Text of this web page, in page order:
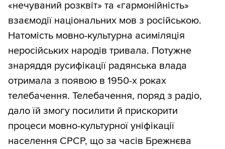
«нечуваний розквіт» та «гармонійність»
взаємодії національних мов з російською.
Натомість мовно-культурна асиміляція
неросійських народів тривала. Потужне
знаряддя русифікації радянська влада
отримала з появою в 1950-х роках
телебачення. Телебачення, поряд з радіо,
дало їй змогу посилити й прискорити
процеси мовно-культурної уніфікації
населення СРСР, що за часів Брежнєва